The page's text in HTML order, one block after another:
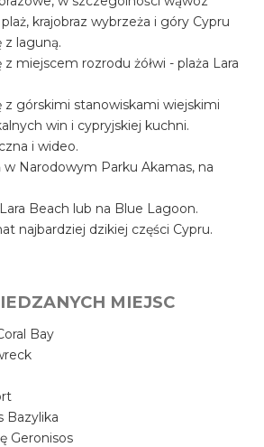
krajobraz wybrzeża i góry Cypru
z laguną.
z miejscem rozrodu żółwi - plaża Lara
z górskimi stanowiskami wiejskimi
win i cypryjskiej kuchni.
i wideo.
w Narodowym Parku Akamas, na
Beach lub na Blue Lagoon.
najbardziej dzikiej części Cypru.
MIEJSC
Bay
Bazylika
Geronisos